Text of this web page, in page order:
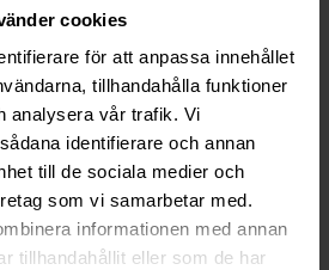
cookies
för att anpassa innehållet
tillhandahålla funktioner
analysera vår trafik. Vi
identifierare och annan
till de sociala medier och
som vi samarbetar med.
informationen med annan
tillhandahållit eller som de har